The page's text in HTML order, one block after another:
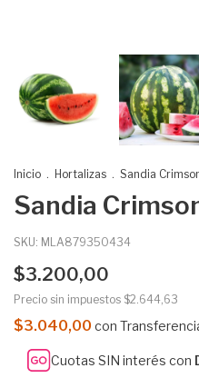
Inicio . Hortalizas . Sandia
Sandia
SKU: MLA879350434
$3.200,00
Precio sin impuestos $2.644,63
$3.040,00 con
Cuotas SIN interés con